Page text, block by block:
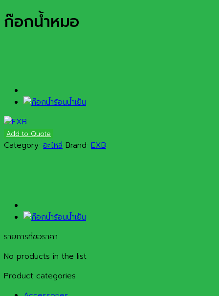
ก๊อกน้ำหมอ
Add to Quote
Category: อะไหล่ Brand: EXB
รายการที่ขอราคา
No products in the list
Product categories